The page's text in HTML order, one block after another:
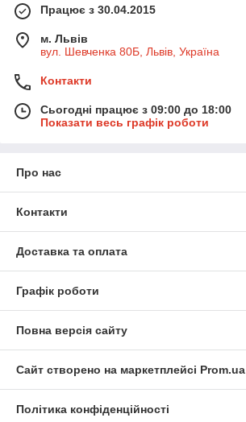
Працює з 30.04.2015
м. Львів
вул. Шевченка 80Б, Львів, Україна
Контакти
Сьогодні працює з 09:00 до 18:00
Показати весь графік роботи
Про нас
Контакти
Доставка та оплата
Графік роботи
Повна версія сайту
Сайт створено на маркетплейсі Prom.ua
Політика конфіденційності